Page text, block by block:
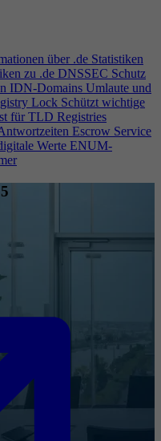
über .de Statistiken
zu .de DNSSEC Schutz
IDN-Domains Umlaute und
Lock Schützt wichtige
für TLD Registries
Escrow Service
Werte ENUM-